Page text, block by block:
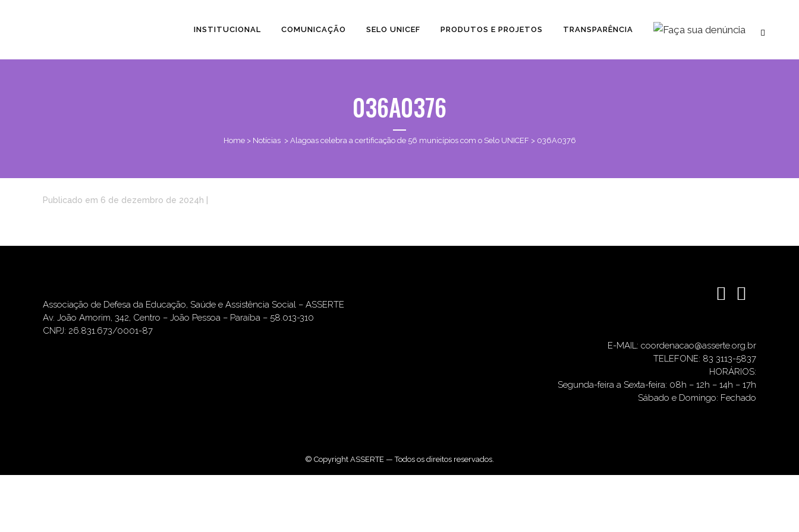
INSTITUCIONAL COMUNICAÇÃO SELO UNICEF PRODUTOS E PROJETOS TRANSPARÊNCIA
036A0376
Home> Notícias > Alagoas celebra a certificação de 56 municípios com o Selo UNICEF > 036A0376
Publicado em 6 de dezembro de 2024h
Associação de Defesa da Educação, Saúde e Assistência Social – ASSERTE
Av. João Amorim, 342, Centro – João Pessoa – Paraíba – 58.013-310
CNPJ: 26.831.673/0001-87
E-MAIL: coordenacao@asserte.org.br
TELEFONE: 83 3113-5837
HORÁRIOS:
Segunda-feira a Sexta-feira: 08h – 12h – 14h – 17h
Sábado e Domingo: Fechado
© Copyright ASSERTE — Todos os direitos reservados.